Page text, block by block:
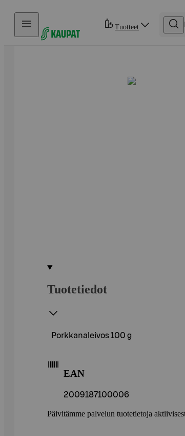
Hyppää sisältöön
Tuotteet
Tuotetiedot
Porkkanaleivos 100 g
EAN
2009187100006
Päivitämme palvelun tuotetietoja